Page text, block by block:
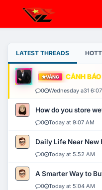
LATEST THREADS
VÀNG CẢNH
0 Wednesday a31
How do you store
0 Today at 9:07 AM
Daily Life Near New
0 Today at 5:52 AM
A Smarter Way to
0 Today at 5:04 AM